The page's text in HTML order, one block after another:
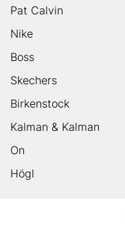
Pat Calvin
Nike
Boss
Skechers
Birkenstock
Kalman & Kalman
On
Högl